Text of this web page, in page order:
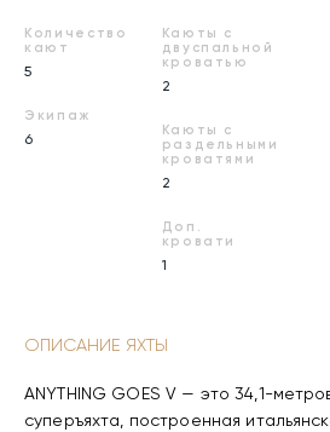
Количество
кают
5
Экипаж
6
Каюты с
двуспальной
кроватью
2
Каюты с
раздельными
кроватями
2
Доп.
кровати
1
ОПИСАНИЕ ЯХТЫ
ANYTHING GOES V — это 34,1-
суперъяхта, построенная